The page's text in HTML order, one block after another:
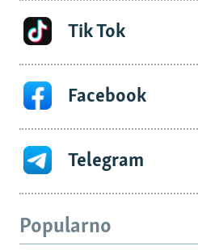
Tik Tok
Facebook
Telegram
Popularno